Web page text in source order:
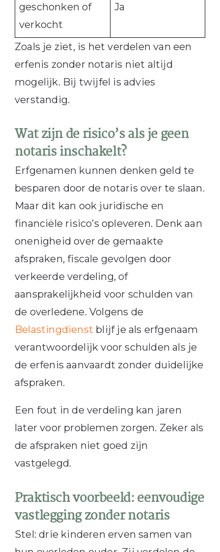
geschonken of
verkocht
Ja
Zoals je ziet, is het verdelen van een
erfenis zonder notaris niet altijd
mogelijk. Bij twijfel is advies
verstandig.
Wat zijn de risico’s als je geen
notaris inschakelt?
Erfgenamen kunnen denken geld te
besparen door de notaris over te slaan.
Maar dit kan ook juridische en
financiële risico’s opleveren. Denk aan
onenigheid over de gemaakte
afspraken, fiscale gevolgen door
verkeerde verdeling, of
aansprakelijkheid voor schulden van
de overledene. Volgens de
Belastingdienst blijf je als erfgenaam
verantwoordelijk voor schulden als je
de erfenis aanvaardt zonder duidelijke
afspraken.
Een fout in de verdeling kan jaren
later voor problemen zorgen. Zeker als
de afspraken niet goed zijn
vastgelegd.
Praktisch voorbeeld: eenvoudige
vastlegging zonder notaris
Stel: drie kinderen erven samen van